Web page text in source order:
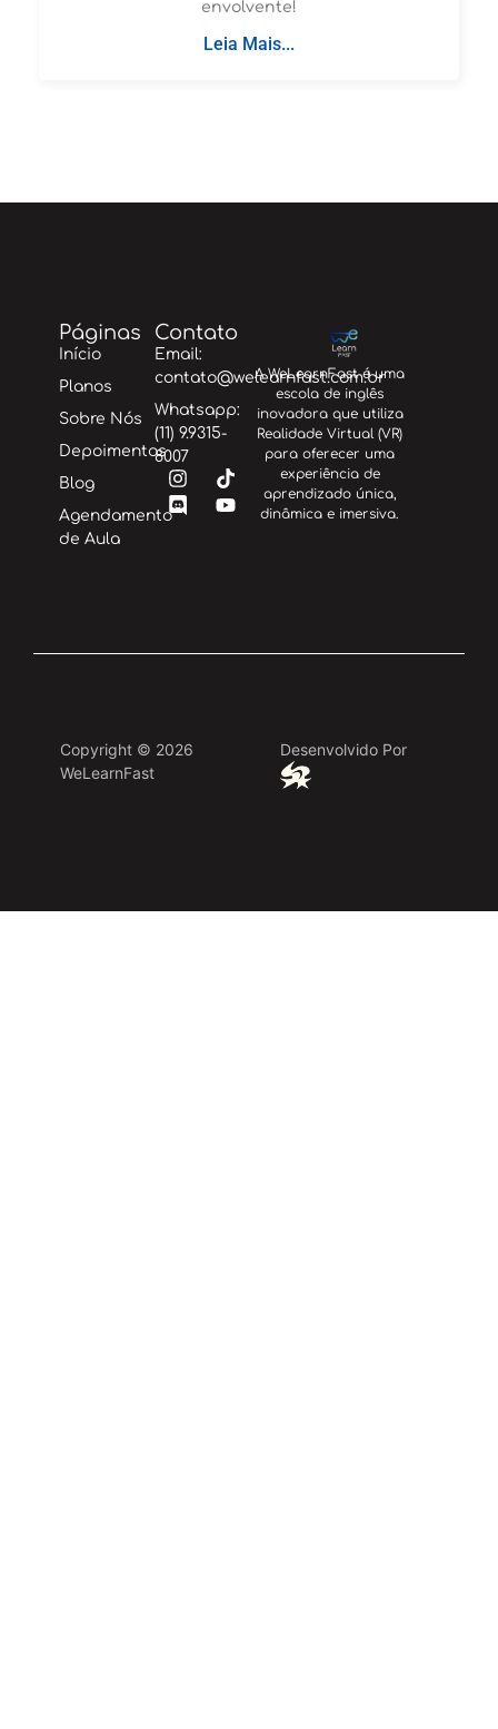
envolvente!
Leia Mais...
A WeLearnFast é uma
escola de inglês
inovadora que utiliza
Realidade Virtual (VR)
para oferecer uma
experiência de
aprendizado única,
dinâmica e imersiva.
Páginas
Início
Planos
Sobre Nós
Depoimentos
Blog
Agendamento
de Aula
Contato
Email:
contato@welearnfast.com.br
Whatsapp:
(11) 9.9315-
8007
Copyright © 2026
WeLearnFast
Desenvolvido Por